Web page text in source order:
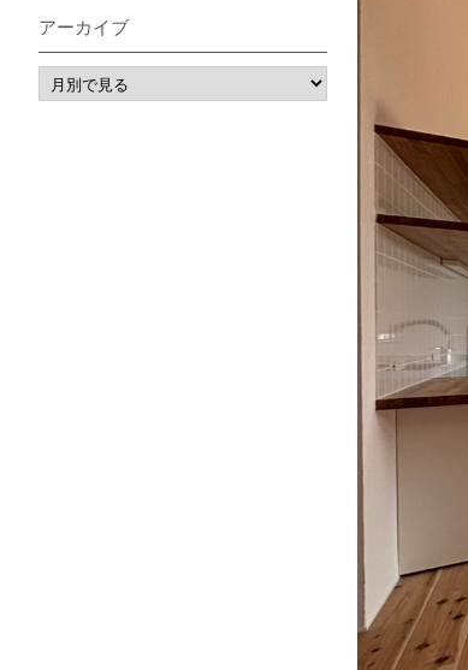
アーカイブ